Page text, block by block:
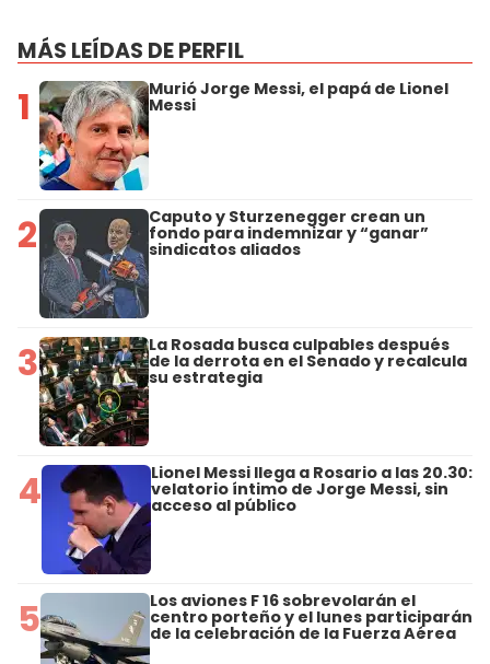
MÁS LEÍDAS DE PERFIL
1 Murió Jorge Messi, el papá de Lionel
Messi
2 Caputo y Sturzenegger crean un
fondo para indemnizar y “ganar”
sindicatos aliados
3 La Rosada busca culpables después
de la derrota en el Senado y recalcula
su estrategia
4 Lionel Messi llega a Rosario a las 20.30:
velatorio íntimo de Jorge Messi, sin
acceso al público
5 Los aviones F 16 sobrevolarán el
centro porteño y el lunes participarán
de la celebración de la Fuerza Aérea